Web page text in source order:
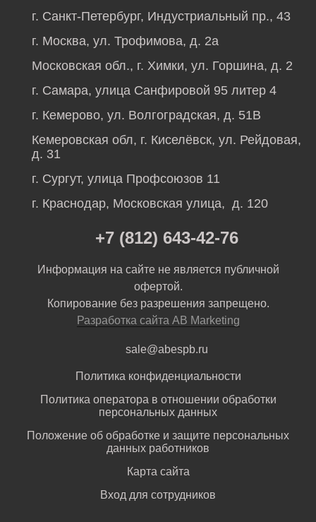
г. Санкт-Петербург, Индустриальный пр., 43
г. Москва, ул. Трофимова, д. 2а
Московская обл., г. Химки, ул. Горшина, д. 2
г. Самара, улица Санфировой 95 литер 4
г. Кемерово, ул. Волгоградская, д. 51В
Кемеровская обл, г. Киселёвск, ул. Рейдовая,
д. 31
г. Сургут, улица Профсоюзов 11
г. Краснодар, Московская улица, д. 120
+7 (812) 643-42-76
Информация на сайте не является публичной
офертой.
Копирование без разрешения запрещено.
Разработка сайта AB Marketing
sale@abespb.ru
Политика конфиденциальности
Политика оператора в отношении обработки
персональных данных
Положение об обработке и защите персональных
данных работников
Карта сайта
Вход для сотрудников